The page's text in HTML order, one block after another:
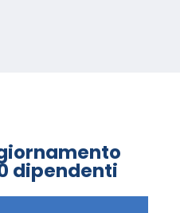
dipendenti